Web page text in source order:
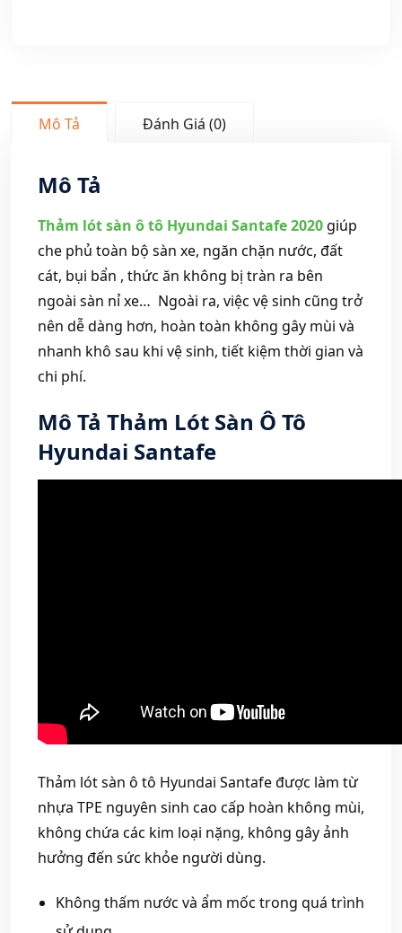
Mô Tả Đánh Giá (0)
Mô Tả
Thảm lót sàn ô tô Hyundai Santafe 2020 giúp
che phủ toàn bộ sàn xe, ngăn chặn nước, đất
cát, bụi bẩn , thức ăn không bị tràn ra bên
ngoài sàn nỉ xe… Ngoài ra, việc vệ sinh cũng trở
nên dễ dàng hơn, hoàn toàn không gây mùi và
nhanh khô sau khi vệ sinh, tiết kiệm thời gian và
chi phí.
Mô Tả Thảm Lót Sàn Ô Tô
Hyundai Santafe
Thảm lót sàn ô tô Hyundai Santafe được làm từ
nhựa TPE nguyên sinh cao cấp hoàn không mùi,
không chứa các kim loại nặng, không gây ảnh
hưởng đến sức khỏe người dùng.
Không thấm nước và ẩm mốc trong quá trình